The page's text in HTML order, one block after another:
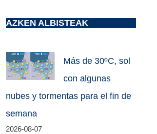
AZKEN ALBISTEAK
Más de 30ºC, sol
con algunas
nubes y tormentas para el fin de
semana
2026-08-07